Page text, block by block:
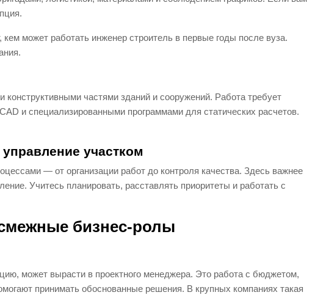
может работать инженер строитель в первые годы после вуза.
частями зданий и сооружений. Работа требует
и специализированными программами для статических расчетов.
участком
— от организации работ до контроля качества. Здесь важнее
Учитесь планировать, расставлять приоритеты и работать с
бизнес-ролы
может вырасти в проектного менеджера. Это работа с бюджетом,
принимать обоснованные решения. В крупных компаниях такая